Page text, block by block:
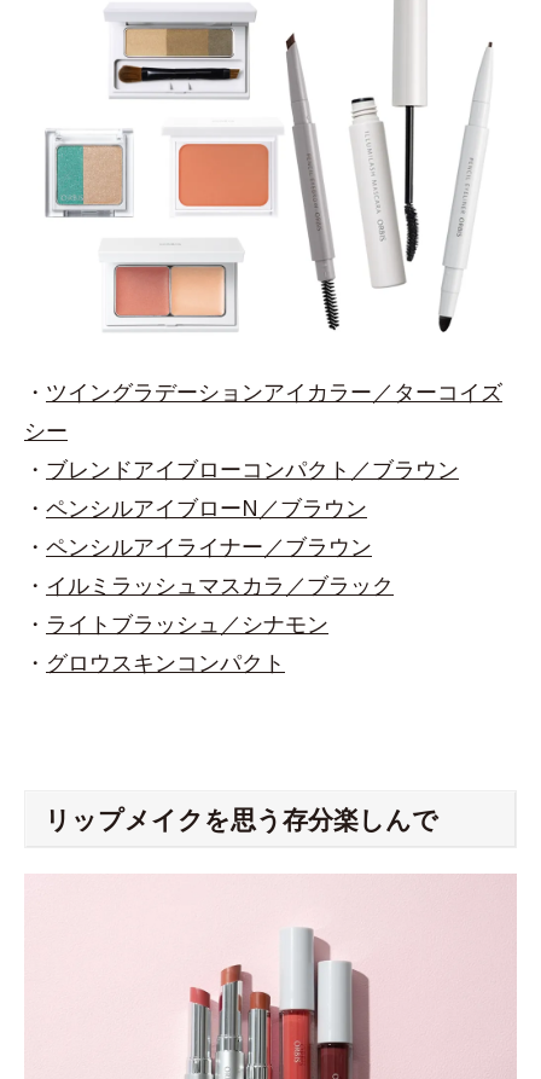
・ ツイングラデーションアイカラー／ターコイズ
シー
・ ブレンドアイブローコンパクト／ブラウン
・ ペンシルアイブローN／ブラウン
・ ペンシルアイライナー／ブラウン
・ イルミラッシュマスカラ／ブラック
・ ライトブラッシュ／シナモン
・ グロウスキンコンパクト
リップメイクを思う存分楽しんで